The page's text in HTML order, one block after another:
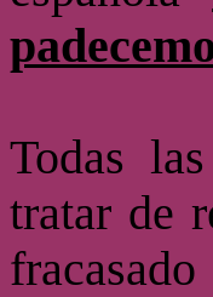
Todas
tratar de